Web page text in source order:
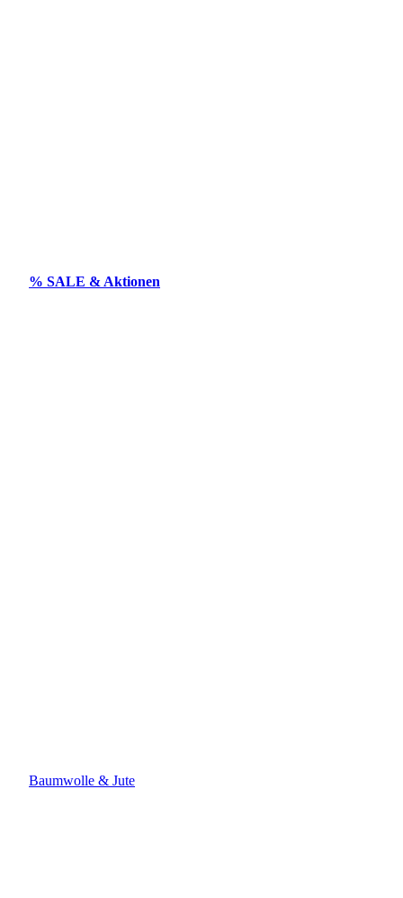
% SALE & Aktionen
Baumwolle & Jute